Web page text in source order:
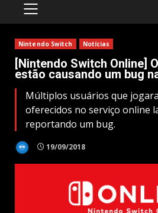
PRIMARY
Nintendo Switch Notícias
[Nintendo Switch Online]
estão causando um bug
Múltiplos usuários que
oferecidos no serviço online
reportando um bug.
19/09/2018